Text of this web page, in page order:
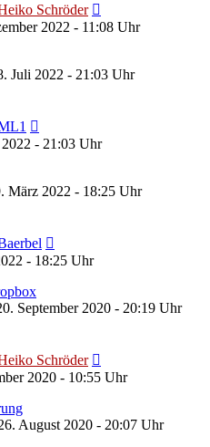
Schröder
2022 - 11:08 Uhr
Juli 2022 - 21:03 Uhr
- 21:03 Uhr
März 2022 - 18:25 Uhr
- 18:25 Uhr
September 2020 - 20:19 Uhr
Schröder
2020 - 10:55 Uhr
August 2020 - 20:07 Uhr